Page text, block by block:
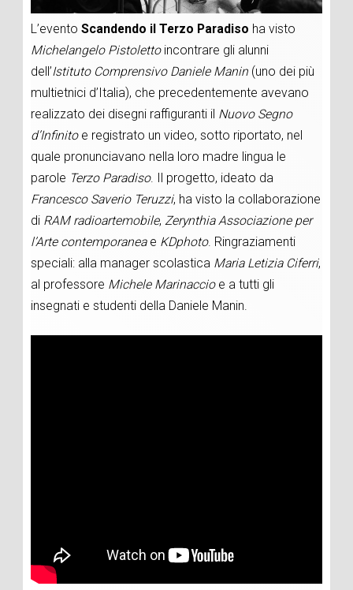
L’evento Scandendo il Terzo Paradiso ha visto
Michelangelo Pistolettoincontrare gli alunni
dell’Istituto Comprensivo Daniele Manin (uno dei più
multietnici d’Italia), che precedentemente avevano
realizzato dei disegni raffiguranti il Nuovo Segno
d’Infinitoe registrato un video, sotto riportato, nel
quale pronunciavano nella loro madre lingua le
parole Terzo Paradiso. Il progetto, ideato da
Francesco Saverio Teruzzi, ha visto la collaborazione
di RAM radioartemobile, Zerynthia Associazione per
l’Arte contemporaneae KDphoto. Ringraziamenti
speciali: alla manager scolastica Maria Letizia Ciferri,
al professore Michele Marinaccioe a tutti gli
insegnati e studenti della Daniele Manin.